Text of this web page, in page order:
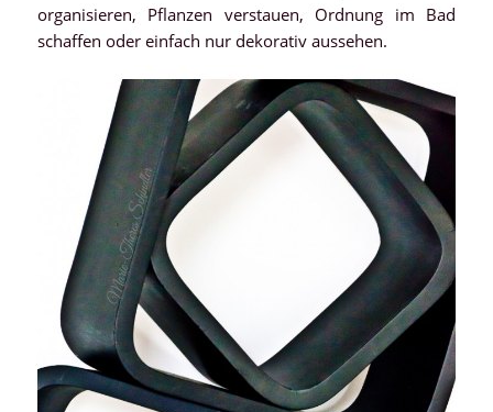
organisieren, Pflanzen verstauen, Ordnung im Bad
schaffen oder einfach nur dekorativ aussehen.